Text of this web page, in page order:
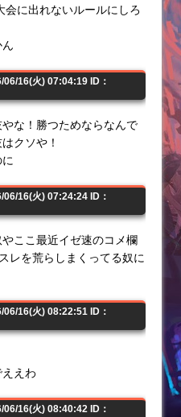
に出れないルールにしろ
16(火) 07:04:19 ID：
な！勝つためならなんで
クソや！
16(火) 07:24:24 ID：
ここ最近イゼ速のコメ欄
レを荒らしまくってる奴に
16(火) 08:22:51 ID：
えわ
16(火) 08:40:42 ID：